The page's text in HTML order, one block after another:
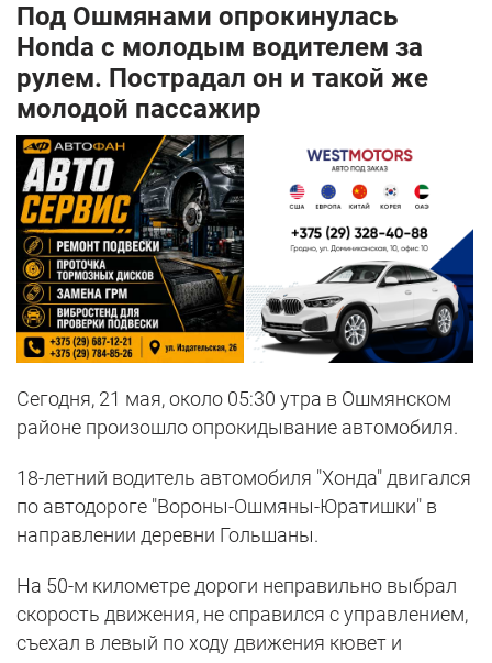
Под Ошмянами опрокинулась
Honda с молодым водителем за
рулем. Пострадал он и такой же
молодой пассажир
Сегодня, 21 мая, около 05:30 утра в Ошмянском
районе произошло опрокидывание автомобиля.
18-летний водитель автомобиля "Хонда" двигался
по автодороге "Вороны-Ошмяны-Юратишки" в
направлении деревни Гольшаны.
На 50-м километре дороги неправильно выбрал
скорость движения, не справился с управлением,
съехал в левый по ходу движения кювет и